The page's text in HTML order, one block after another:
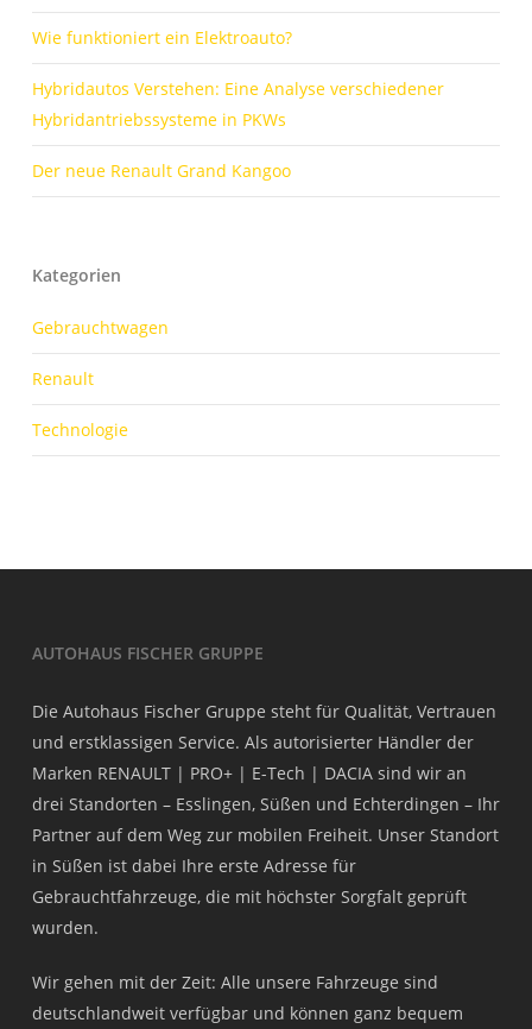
Wie funktioniert ein Elektroauto?
Hybridautos Verstehen: Eine Analyse verschiedener
Hybridantriebssysteme in PKWs
Der neue Renault Grand Kangoo
Kategorien
Gebrauchtwagen
Renault
Technologie
AUTOHAUS FISCHER GRUPPE
Die Autohaus Fischer Gruppe steht für Qualität, Vertrauen
und erstklassigen Service. Als autorisierter Händler der
Marken RENAULT | PRO+ | E-Tech | DACIA sind wir an
drei Standorten – Esslingen, Süßen und Echterdingen – Ihr
Partner auf dem Weg zur mobilen Freiheit. Unser Standort
in Süßen ist dabei Ihre erste Adresse für
Gebrauchtfahrzeuge, die mit höchster Sorgfalt geprüft
wurden.
Wir gehen mit der Zeit: Alle unsere Fahrzeuge sind
deutschlandweit verfügbar und können ganz bequem